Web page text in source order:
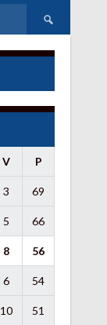
Keresés:
V P
3 69
5 66
8 56
6 54
10 51